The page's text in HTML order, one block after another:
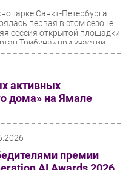
Санкт-Петербурга
первая в этом сезоне
сессия открытой площадки
Трибуна» при участии
активных
дома» на Ямале
премии